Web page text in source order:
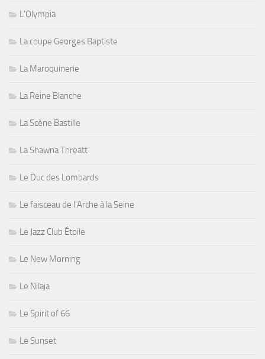
L'Olympia
La coupe Georges Baptiste
La Maroquinerie
La Reine Blanche
La Scène Bastille
La Shawna Threatt
Le Duc des Lombards
Le faisceau de l'Arche à la Seine
Le Jazz Club Étoile
Le New Morning
Le Nilaja
Le Spirit of 66
Le Sunset